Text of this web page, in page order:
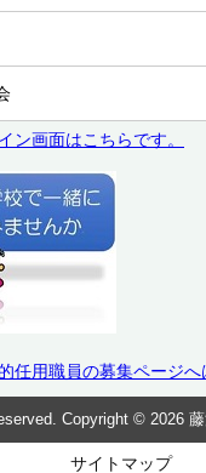
ン画面はこちらです。
任用職員の募集ページへ
Copyright © 2026
サイトマップ